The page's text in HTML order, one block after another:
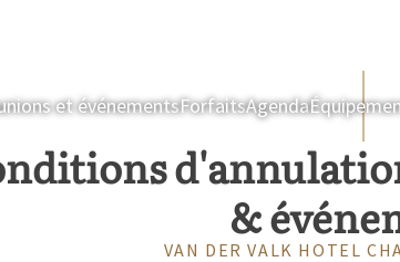
et événementsForfaitsAgenda
&
VAN DER VALK HOTEL